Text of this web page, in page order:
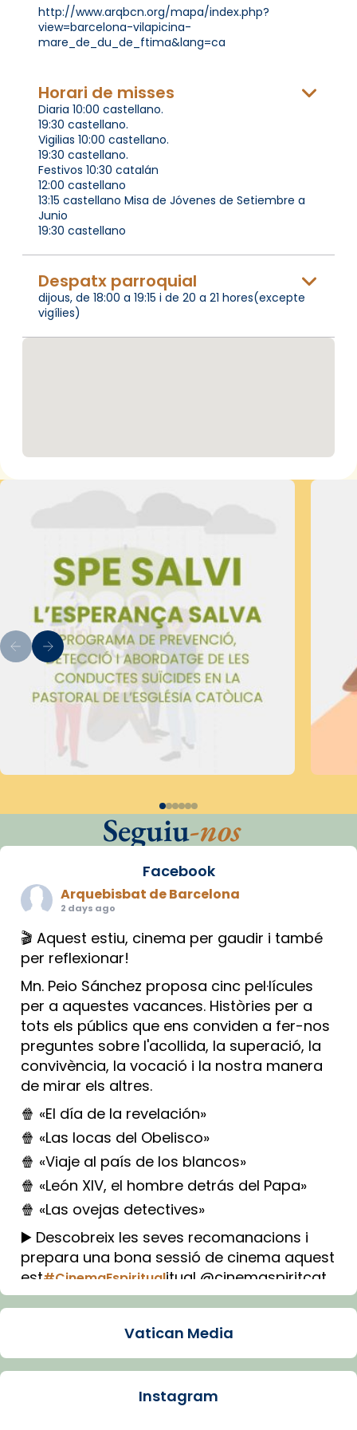
http://www.arqbcn.org/mapa/index.php?
view=barcelona-vilapicina-
mare_de_du_de_ftima&lang=ca
Horari de misses
Diaria 10:00 castellano.
19:30 castellano.
Vigilias 10:00 castellano.
19:30 castellano.
Festivos 10:30 catalán
12:00 castellano
13:15 castellano Misa de Jóvenes de Setiembre a
Junio
19:30 castellano
Despatx parroquial
dijous, de 18:00 a 19:15 i de 20 a 21 hores(excepte
vigílies)
Seguiu-nos
Facebook
Arquebisbat de Barcelona
2 days ago
🎬 Aquest estiu, cinema per gaudir i també
per reflexionar!
Mn. Peio Sánchez proposa cinc pel·lícules
per a aquestes vacances. Històries per a
tots els públics que ens conviden a fer-nos
preguntes sobre l'acollida, la superació, la
convivència, la vocació i la nostra manera
de mirar els altres.
🍿 «El día de la revelación»
🍿 «Las locas del Obelisco»
🍿 «Viaje al país de los blancos»
🍿 «León XIV, el hombre detrás del Papa»
🍿 «Las ovejas detectives»
▶️ Descobreix les seves recomanacions i
prepara una bona sessió de cinema aquest
est#CinemaEspiritualitual @cinemaspiritcat
Imatge: Generada amb IA (OpenAI)
Arquebisbat de Barcelona
Vatican Media
Instagram